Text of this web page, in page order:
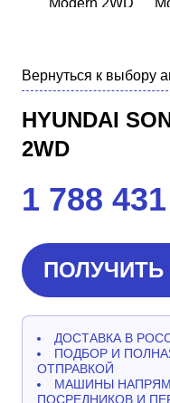
Вернуться к выбору
HYUNDAI
2WD
1 788 431
ПОЛУЧИТЬ
ДОСТАВКА В
ПОДБОР И
ОТПРАВКОЙ
МАШИНЫ
ПОСРЕДНИКОВ И